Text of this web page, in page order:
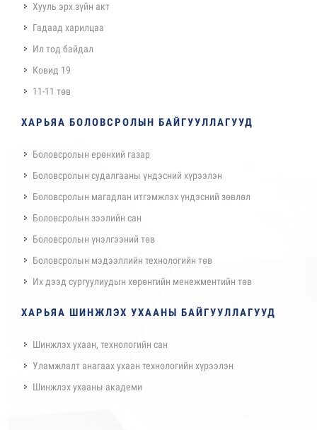
Хууль эрх зүйн акт
Гадаад харилцаа
Ил тод байдал
Ковид 19
11-11 төв
ХАРЬЯА БОЛОВСРОЛЫН БАЙГУУЛЛАГУУД
Боловсролын ерөнхий газар
Боловсролын судалгааны үндэсний хүрээлэн
Боловсролын магадлан итгэмжлэх үндэсний зөвлөл
Боловсролын зээлийн сан
Боловсролын үнэлгээний төв
Боловсролын мэдээллийн технологийн төв
Их дээд сургуулиудын хөрөнгийн менежментийн төв
ХАРЬЯА ШИНЖЛЭХ УХААНЫ БАЙГУУЛЛАГУУД
Шинжлэх ухаан, технологийн сан
Уламжлалт анагаах ухаан технологийн хүрээлэн
Шинжлэх ухааны академи